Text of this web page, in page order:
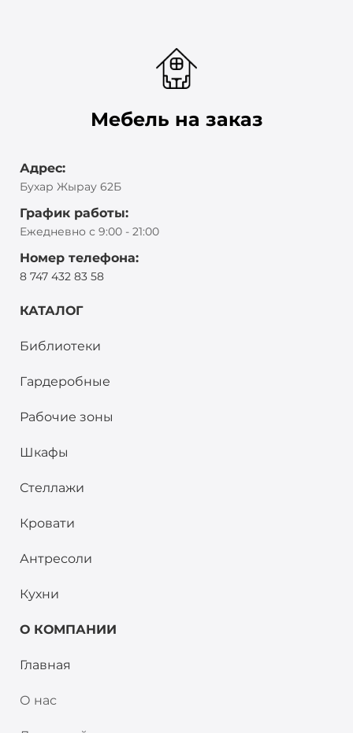
Мебель на заказ
Адрес:
Бухар Жырау 62Б
График работы:
Ежедневно с 9:00 - 21:00
Номер телефона:
8 747 432 83 58
КАТАЛОГ
Библиотеки
Гардеробные
Рабочие зоны
Шкафы
Стеллажи
Кровати
Антресоли
Кухни
О КОМПАНИИ
Главная
О нас